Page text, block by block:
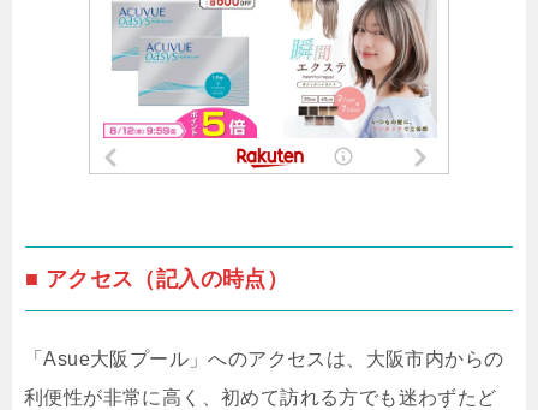
■ アクセス（記入の時点）
「Asue大阪プール」へのアクセスは、大阪市内からの
利便性が非常に高く、初めて訪れる方でも迷わずたど